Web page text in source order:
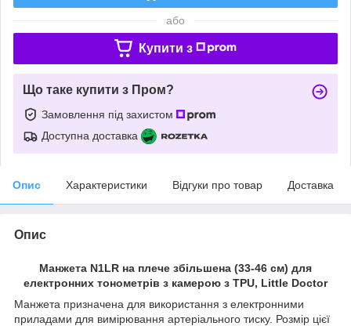
або
Купити з
Що таке купити з Пром?
Замовлення під захистом
Доступна доставка
Опис Характеристики Відгуки про товар Доставка
Опис
Манжета N1LR на плече збільшена (33-46 см) для
електронних тонометрів з камерою з TPU, Little Doctor
Манжета призначена для використання з електронними
приладами для вимірювання артеріального тиску. Розмір цієї